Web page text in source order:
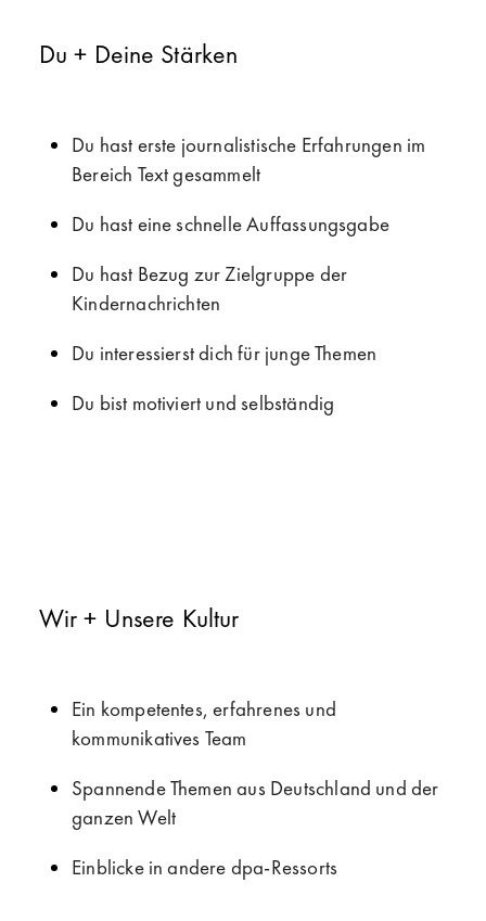
Du + Deine Stärken
Du hast erste journalistische Erfahrungen im
Bereich Text gesammelt
Du hast eine schnelle Auffassungsgabe
Du hast Bezug zur Zielgruppe der
Kindernachrichten
Du interessierst dich für junge Themen
Du bist motiviert und selbständig
Wir + Unsere Kultur
Ein kompetentes, erfahrenes und
kommunikatives Team
Spannende Themen aus Deutschland und der
ganzen Welt
Einblicke in andere dpa-Ressorts